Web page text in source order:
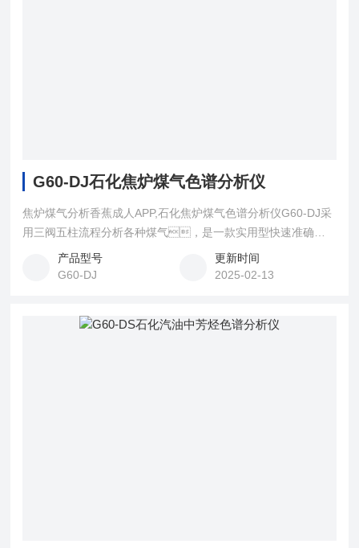
G60-DJ石化焦炉煤气色谱分析仪
焦炉煤气分析香蕉成人APP,石化焦炉煤气色谱分析仪G60-DJ采
用三阀五柱流程分析各种煤气，是一款实用型快速准确的
工业气体实验室分析仪，另外可提供机架安装的在线版本
PG6，用于台式安装的PG20，用于现场便携
产品型号
G60-DJ
更新时间
2025-02-13